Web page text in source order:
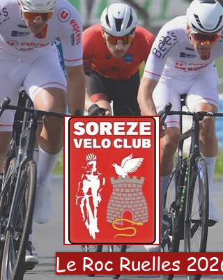
Le Roc Ruelles 2026